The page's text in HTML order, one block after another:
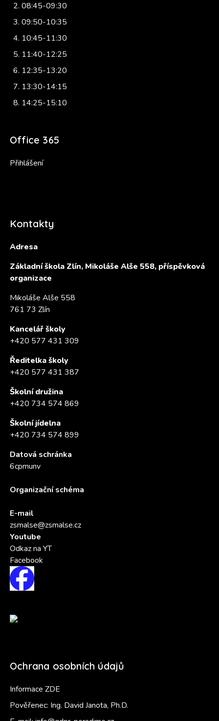
08:45-09:30
09:50-10:35
10:45-11:30
11:40-12:25
12:35-13:20
13:30-14:15
14:25-15:10
Office 365
Přihlášení
Kontakty
Adresa
Základní škola Zlín, Mikoláše Alše 558, příspěvková
organizace
Mikoláše Alše 558
761 73 Zlín
Kancelář školy
+420 577 431 309
Ředitelka školy
+420 577 431 387
Školní družina
+420 734 574 869
Školní jídelna
+420 734 574 899
Datová schránka
6cpmunv
Organizační schéma
E-mail
zsmalse@zsmalse.cz
Youtube
Odkaz na YT
Facebook
Ochrana osobních údajů
Informace ZDE
Pověřenec: Ing. David Janota, Ph.D.